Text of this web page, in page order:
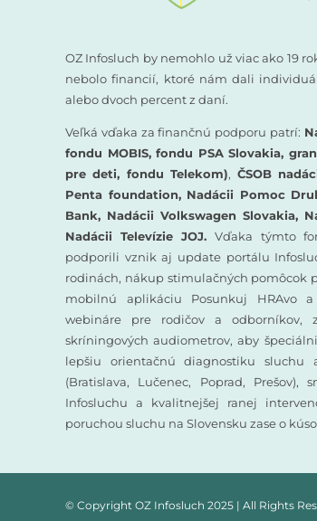
OZ Infosluch by nemohlo už viac ako 19
nebolo financií, ktoré nám dali
alebo dvoch percent z daní.
Veľká vďaka za finančnú podporu patrí:
fondu MOBIS, fondu PSA Slovakia,
pre deti, fondu Telekom), ČSOB
Penta foundation, Nadácii Pomoc
Bank, Nadácii Volkswagen Slovakia,
Nadácii Televízie JOJ.Vďaka týmto
podporili vznik aj update portálu
rodinách, nákup stimulačných pomôcok
mobilnú aplikáciu Posunkuj HRAvo
webináre pre rodičov a odborníkov,
skríningových audiometrov, aby
lepšiu orientačnú diagnostiku sluchu
(Bratislava, Lučenec, Poprad,
Infosluchu a kvalitnejšej ranej
poruchou sluchu na Slovensku zase o
© Copyright OZ Infosluch 2025 | All Rights